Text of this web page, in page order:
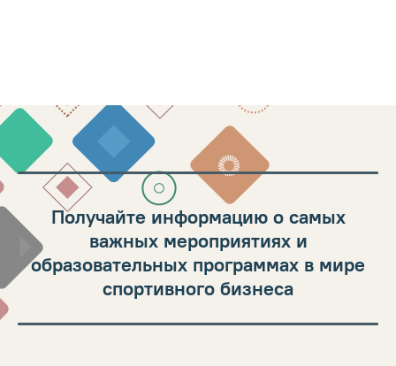
Получайте информацию о самых
важных мероприятиях и
образовательных программах в мире
спортивного бизнеса